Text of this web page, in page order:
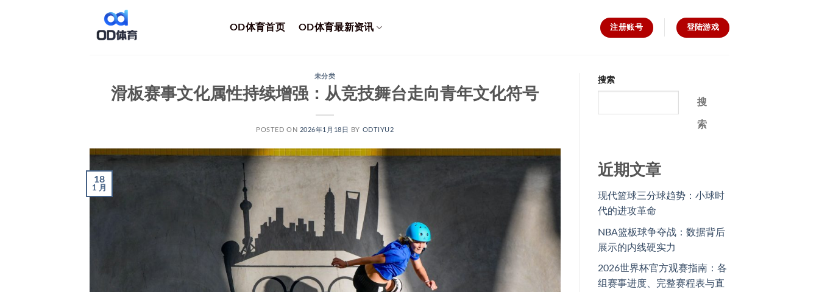
OD体育首页 OD体育最新资讯 注册账号 登陆游戏
未分类
滑板赛事文化属性持续增强：从竞技舞台走向青年文化符号
POSTED ON 2026年1月18日 BY ODTIYU2
18
1 月
搜索
搜
索
近期文章
现代篮球三分球趋势：小球时
代的进攻革命
NBA篮板球争夺战：数据背后
展示的内线硬实力
2026世界杯官方观赛指南：各
组赛事进度、完整赛程表与直